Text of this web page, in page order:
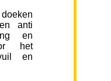
anti
en
het
en